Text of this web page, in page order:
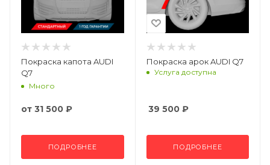
Покраска капота AUDI
Q7
Много
от 31 500 ₽
ПОДРОБНЕЕ
Покраска арок AUDI Q7
Услуга доступна
39 500₽
ПОДРОБНЕЕ